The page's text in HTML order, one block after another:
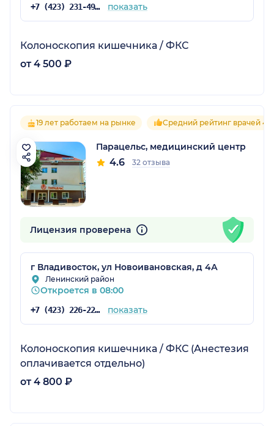
+7 (423) 231-49-81 показать
Колоноскопия кишечника / ФКС
от 4 500 ₽
19 лет работаем на рынке Средний рейтинг врачей 4.6
Парацельс, медицинский центр
4.6 32 отзыва
Лицензия проверена
г Владивосток, ул Новоивановская, д 4А
Ленинский район
Откроется в 08:00
+7 (423) 226-22-62 показать
Колоноскопия кишечника / ФКС (Анестезия
оплачивается отдельно)
от 4 800 ₽